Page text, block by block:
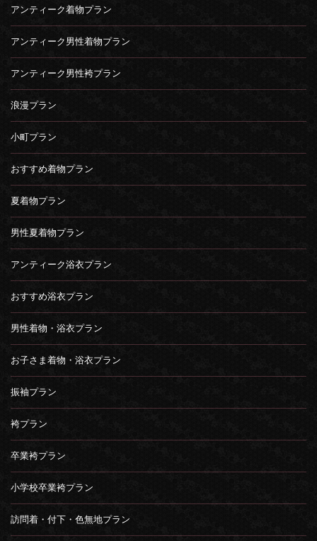
アンティーク着物プラン
アンティーク男性着物プラン
アンティーク男性袴プラン
浪漫プラン
小町プラン
おすすめ着物プラン
夏着物プラン
男性夏着物プラン
アンティーク浴衣プラン
おすすめ浴衣プラン
男性着物・浴衣プラン
お子さま着物・浴衣プラン
振袖プラン
袴プラン
卒業袴プラン
小学校卒業袴プラン
訪問着・付下・色無地プラン